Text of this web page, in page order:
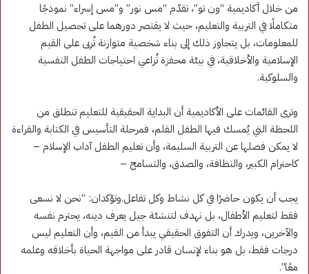
من خلال أكاديمية “ون تو”، تقدّم “مس نور” و”مس إسراء” نموذجًا
متكاملًا في التربية والتعليم، حيث لا يقتصر دورهما على تحصيل الطفل
للمعلومات، بل يتجاوز ذلك إلى بناء شخصية متوازنة تُربى على القيم
الإسلامية والأخلاقية، في بيئة محفزة تُراعي احتياجات الطفل النفسية
والسلوكية.
وترى القائمات على الأكاديمية أن البداية الحقيقية للتعليم تنطلق من
اللحظة التي يُمسك فيها الطفل القلم، فمرحلة التأسيس في الكتابة والقراءة
لا يمكن فصلها عن التربية السليمة، وأن تعليم الطفل آداب الإسلام –
كاحترام الكبير، والنظافة، والصدق، والتسامح –
يجب أن يكون حاضرًا في كل نشاط وكل تفاعل.وتؤكدان: “نحن لا نسعى
فقط لتعليم الأطفال، بل نهدف لتنشئة جيل يعرف دينه، يحترم نفسه
والآخرين، ويدرك أن التفوق الحقيقي يبدأ من القيم، وأن التعليم ليس
درجات فقط، بل هو بناء لإنسان قادر على مواجهة الحياة بأخلاقه وعلمه
معًا”.